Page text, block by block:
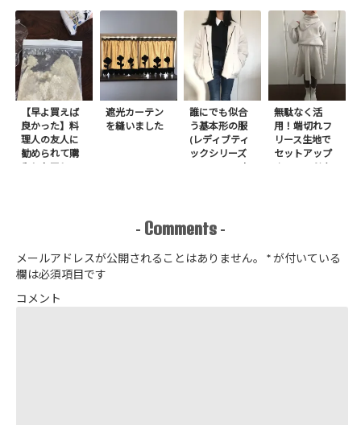
た。
作りました
【早よ買えば
良かった】料
理人の友人に
勧められて購
入したアレ
遮光カーテン
を縫いました
誰にでも似合
う基本形の服
(レディブティ
ックシリーズ
no.8272) か
アップジャケ
ットを作りま
無駄なく活
用！端切れフ
リース生地で
セットアップ
＋スヌードを1
- Comments -
メールアドレスが公開されることはありません。 *が付いている
欄は必須項目です
コメント